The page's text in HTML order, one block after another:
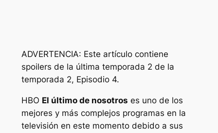
ADVERTENCIA: Este artículo contiene
spoilers de la última temporada 2 de la
temporada 2, Episodio 4.
HBO El último de nosotros es uno de los
mejores y más complejos programas en la
televisión en este momento debido a sus